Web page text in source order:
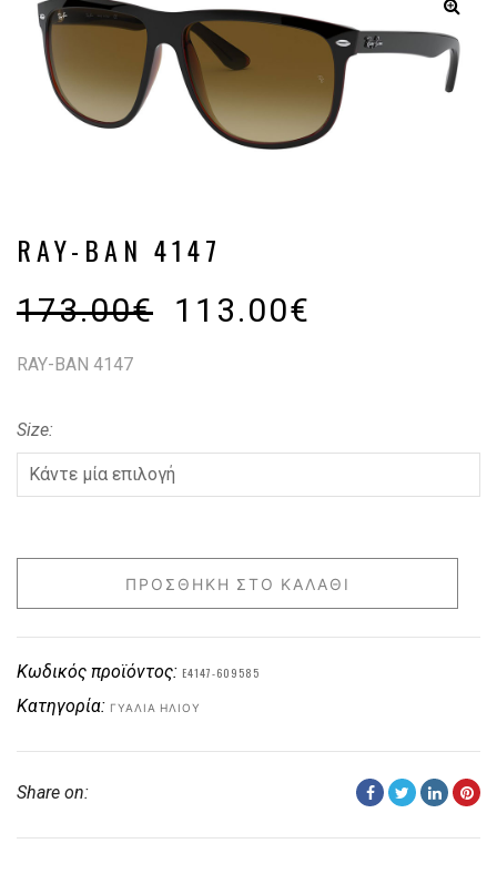
RAY-BAN 4147
173.00€ 113.00€
RAY-BAN 4147
Size
ΠΡΟΣΘΉΚΗ ΣΤΟ ΚΑΛΆΘΙ
Κωδικός προϊόντος: E4147-609585
Κατηγορία: ΓΥΑΛΙΆ ΗΛΊΟΥ
Share on: